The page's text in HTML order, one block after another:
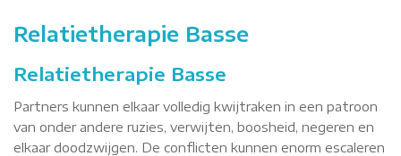
Relatietherapie Basse
Relatietherapie Basse
Partners kunnen elkaar volledig kwijtraken in een patroon
van onder andere ruzies, verwijten, boosheid, negeren en
elkaar doodzwijgen. De conflicten kunnen enorm escaleren